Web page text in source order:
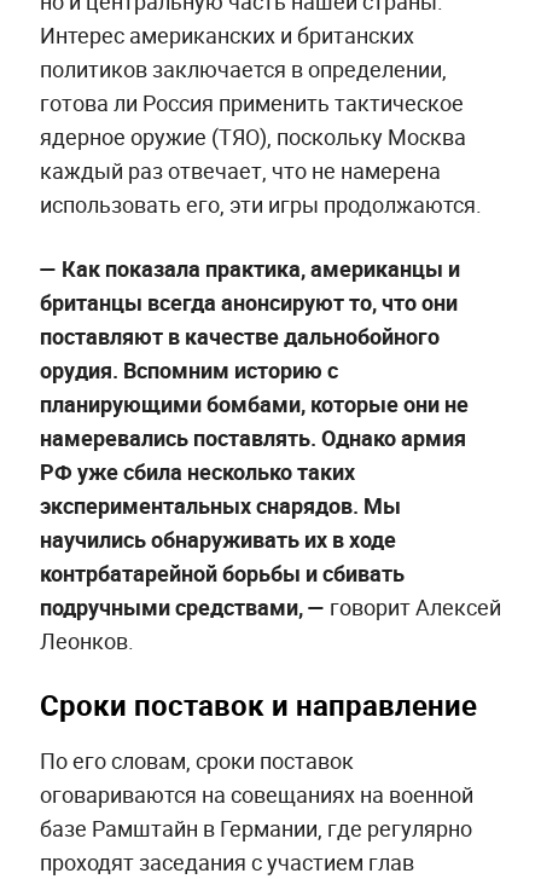
Интерес американских и британских
политиков заключается в определении,
готова ли Россия применить тактическое
ядерное оружие (ТЯО), поскольку Москва
каждый раз отвечает, что не намерена
использовать его, эти игры продолжаются.
— Как показала практика, американцы и
британцы всегда анонсируют то, что они
поставляют в качестве дальнобойного
орудия. Вспомним историю с
планирующими бомбами, которые они не
намеревались поставлять. Однако армия
РФ уже сбила несколько таких
экспериментальных снарядов. Мы
научились обнаруживать их в ходе
контрбатарейной борьбы и сбивать
подручными средствами, — говорит Алексей
Леонков.
Сроки поставок и направление
По его словам, сроки поставок
оговариваются на совещаниях на военной
базе Рамштайн в Германии, где регулярно
проходят заседания с участием глав